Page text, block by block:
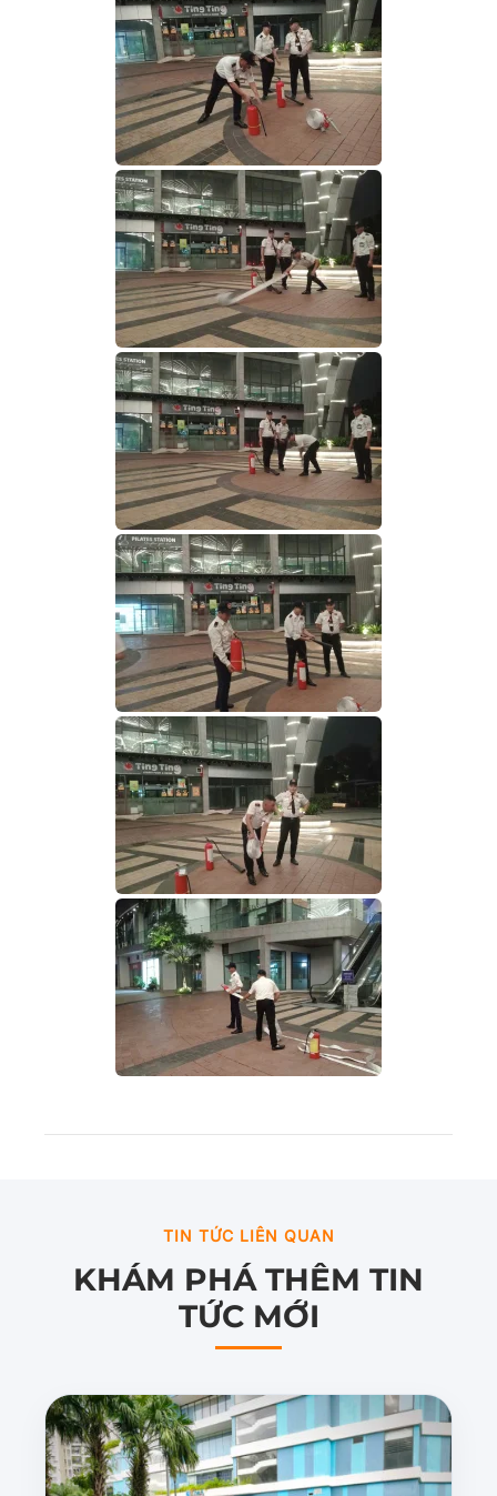
TIN TỨC LIÊN QUAN
KHÁM PHÁ THÊM TIN
TỨC MỚI